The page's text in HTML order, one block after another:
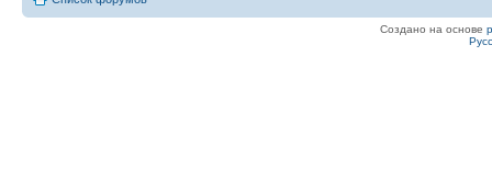
Создано на основе